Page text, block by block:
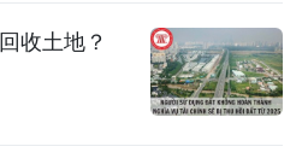
收土地？